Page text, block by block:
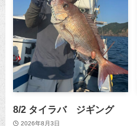
8/2 タイラバ ジギング
2026年8月3日